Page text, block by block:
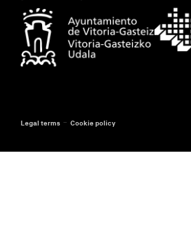
Legal terms - Cookie policy